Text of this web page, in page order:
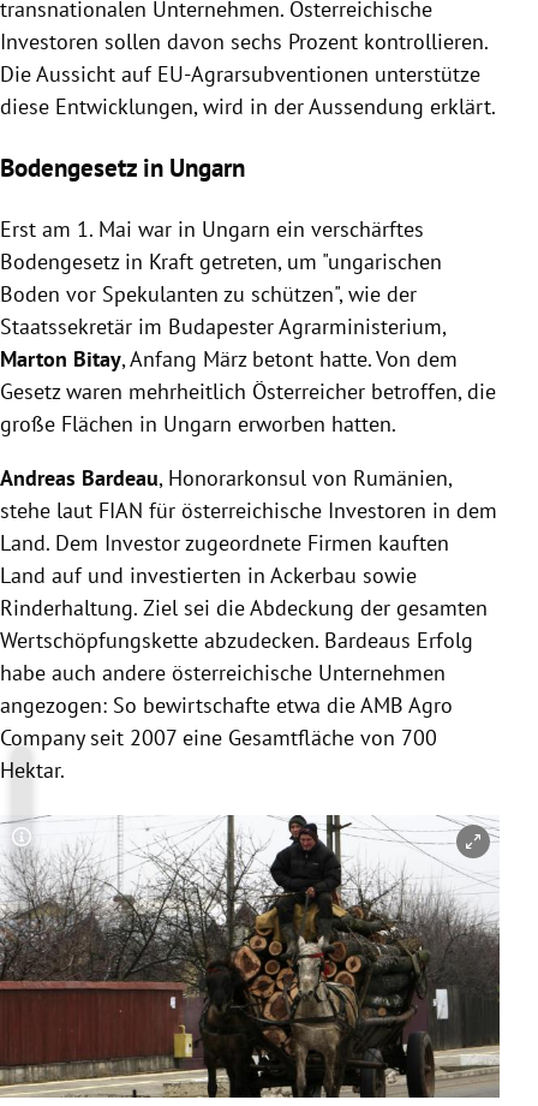
transnationalen Unternehmen. Österreichische
Investoren sollen davon sechs Prozent kontrollieren.
Die Aussicht auf EU-Agrarsubventionen unterstütze
diese Entwicklungen, wird in der Aussendung erklärt.
Bodengesetz in Ungarn
Erst am 1. Mai war in Ungarn ein verschärftes
Bodengesetz in Kraft getreten, um "ungarischen
Boden vor Spekulanten zu schützen", wie der
Staatssekretär im Budapester Agrarministerium,
Marton Bitay, Anfang März betont hatte. Von dem
Gesetz waren mehrheitlich Österreicher betroffen, die
große Flächen in Ungarn erworben hatten.
Andreas Bardeau, Honorarkonsul von Rumänien,
stehe laut FIAN für österreichische Investoren in dem
Land. Dem Investor zugeordnete Firmen kauften
Land auf und investierten in Ackerbau sowie
Rinderhaltung. Ziel sei die Abdeckung der gesamten
Wertschöpfungskette abzudecken. Bardeaus Erfolg
habe auch andere österreichische Unternehmen
angezogen: So bewirtschafte etwa dieAMB Agro
Company seit 2007 eine Gesamtfläche von 700
Hektar.
Copyright-Hinweis öffnen/schließen